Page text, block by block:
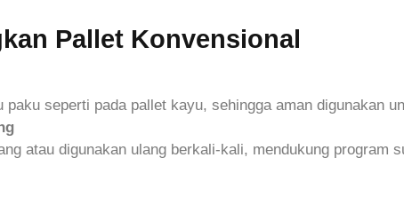
Pallet Konvensional
seperti pada pallet kayu, sehingga aman digunakan
atau digunakan ulang berkali-kali, mendukung program